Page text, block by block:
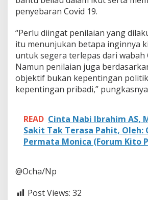
i
t
k
penyebaran Covid 19.
“Perlu diingat penilaian yang
itu menunjukan betapa inginnya
untuk segera terlepas dari wabah
Namun penilaian juga
objektif bukan kepentingan
kepentingan pribadi,”
READ Cinta Nabi Ibrahim AS,
Sakit Tak Terasa Pahit, Oleh:
Permata Monica (Forum Kito
@Ocha/Np
Post Views: 32